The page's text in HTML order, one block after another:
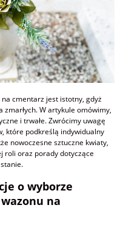
cmentarz jest istotny, gdyż
W artykule omówimy,
i trwałe. Zwrócimy uwagę
które podkreślą indywidualny
nowoczesne sztuczne kwiaty,
roli oraz porady dotyczące
o wyborze
na